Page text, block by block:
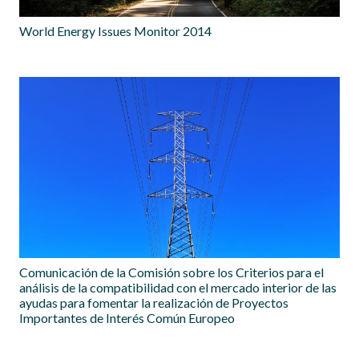
World Energy Issues Monitor 2014
Comunicación de la Comisión sobre los Criterios para el
análisis de la compatibilidad con el mercado interior de las
ayudas para fomentar la realización de Proyectos
Importantes de Interés Común Europeo